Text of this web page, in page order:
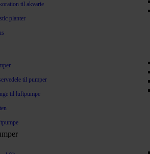
til akvarie
planter
til pumper
til luftpumpe